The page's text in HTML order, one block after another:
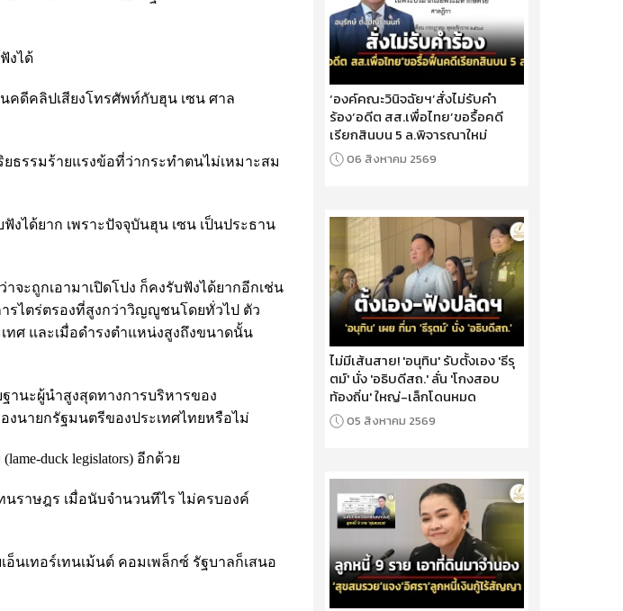
งได้
ดีคลิปเสียงโทรศัพท์กับฮุน เซน ศาล
ธรรมร้ายแรงข้อที่ว่ากระทำตนไม่เหมาะสม
ได้ยาก เพราะปัจจุบันฮุน เซน เป็นประธาน
ะถูกเอามาเปิดโปง ก็คงรับฟังได้ยากอีกเช่น
รไตร่ตรองที่สูงกว่าวิญญูชนโดยทั่วไป ตัว
ทศ และเมื่อดำรงตำแหน่งสูงถึงขนาดนั้น
านะผู้นำสูงสุดทางการบริหารของ
งนายกรัฐมนตรีของประเทศไทยหรือไม่
duck legislators) อีกด้วย
ราษฎร เมื่อนับจำนวนทีไร ไม่ครบองค์
นเทอร์เทนเม้นต์ คอมเพล็กซ์ รัฐบาลก็เสนอ
‘องค์คณะวินิจฉัยฯ’สั่งไม่รับคำ
ร้อง‘อดีต สส.เพื่อไทย’ขอรื้อคดี
เรียกสินบน 5 ล.พิจารณาใหม่
06 สิงหาคม 2569
ไม่มีเส้นสาย! 'อนุทิน' รับตั้งเอง 'ธีรุ
ตม์' นั่ง 'อธิบดีสถ.' ลั่น 'โกงสอบ
ท้องถิ่น' ใหญ่-เล็กโดนหมด
05 สิงหาคม 2569